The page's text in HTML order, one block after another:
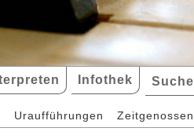
Infothek Suche
Uraufführungen Zeitgenossen